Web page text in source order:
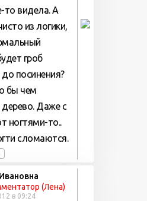
то видела. А
из логики,
гроб
посинения?
бы чем
дерево. Даже с
ногтями-то..
сломаются.
(Лена)
в 09:24